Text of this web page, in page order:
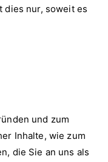
nur, soweit es
und zum
Inhalte, wie zum
die Sie an uns als